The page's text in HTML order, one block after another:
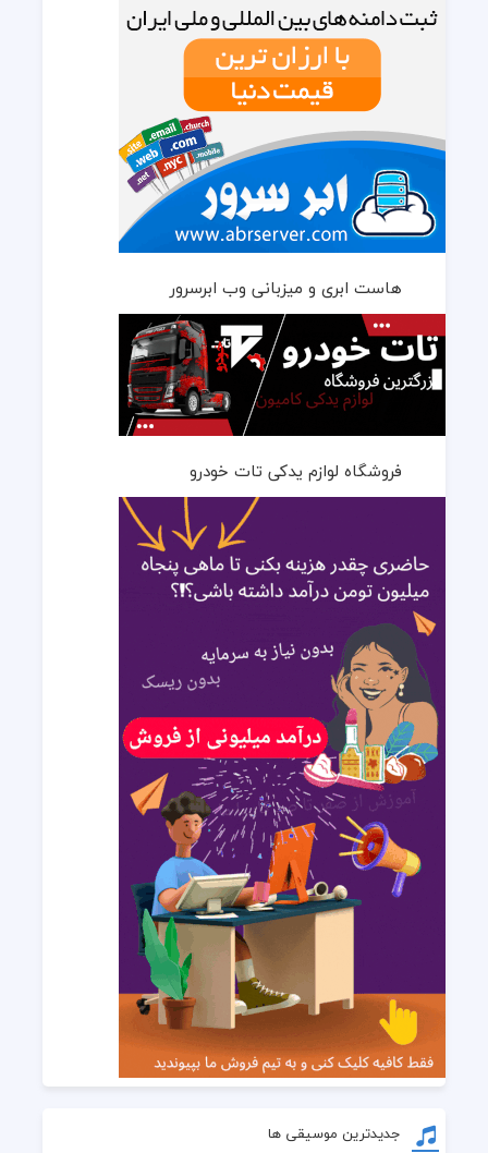
هاست ابری و میزبانی وب ابرسرور
فروشگاه لوازم یدکی تات خودرو
جدیدترین موسیقی ها